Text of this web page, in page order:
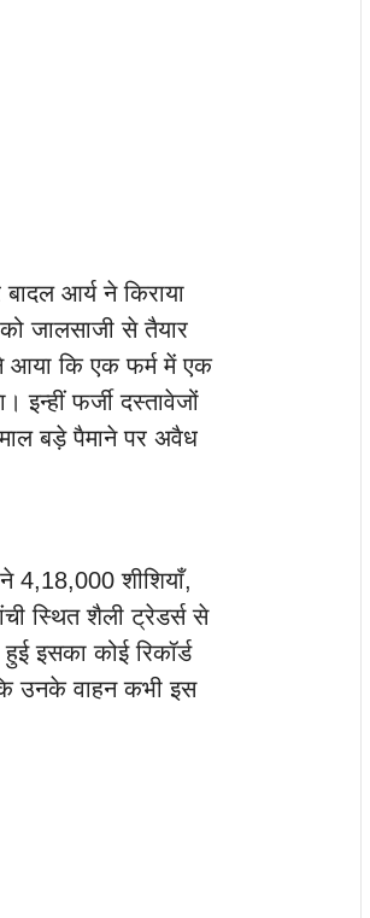
आर्य ने किराया
जालसाजी से तैयार
आया कि एक फर्म में एक
इन्हीं फर्जी दस्तावेजों
बड़े पैमाने पर अवैध
4,18,000 शीशियाँ,
स्थित शैली ट्रेडर्स से
इसका कोई रिकॉर्ड
उनके वाहन कभी इस